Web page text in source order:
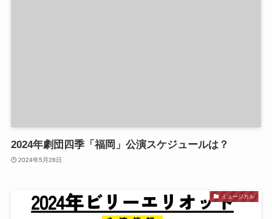
2024年劇団四季「福岡」公演スケジュールは？
2024年5月28日
ミュージカル